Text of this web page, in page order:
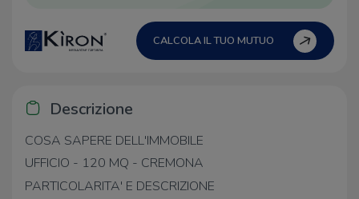
CALCOLA IL TUO MUTUO
Descrizione
COSA SAPERE DELL'IMMOBILE
UFFICIO - 120 MQ - CREMONA
PARTICOLARITA' E DESCRIZIONE